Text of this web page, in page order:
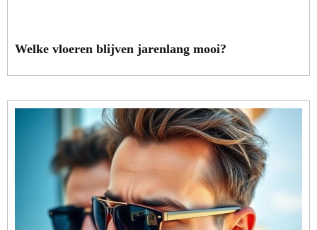
Welke vloeren blijven jarenlang mooi?